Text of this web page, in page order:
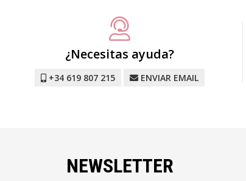
¿Necesitas ayuda?
+34 619 807 215 ENVIAR EMAIL
NEWSLETTER